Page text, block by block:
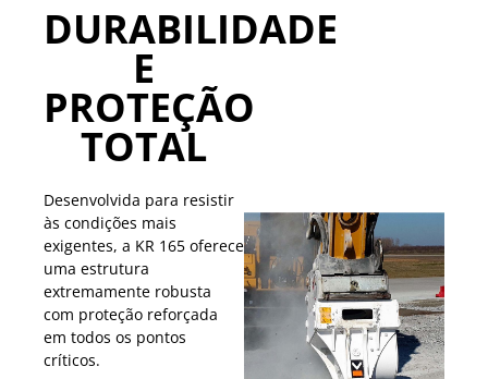
DURABILIDADE
E
PROTEÇÃO
TOTAL
Desenvolvida para resistir
às condições mais
exigentes, a KR 165 oferece
uma estrutura
extremamente robusta
com proteção reforçada
em todos os pontos
críticos.